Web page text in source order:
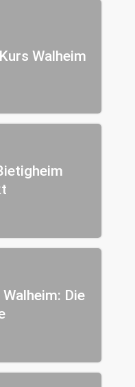
Walheim
Die